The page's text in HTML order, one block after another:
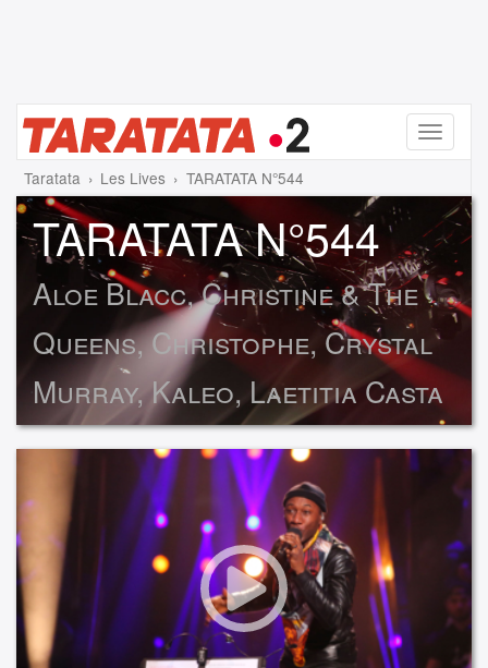
Menu
Taratata Les Lives TARATATA N°544
TARATATA N°544
Aloe Blacc, Christine & The
Queens, Christophe, Crystal
Murray, Kaleo, Laetitia Casta